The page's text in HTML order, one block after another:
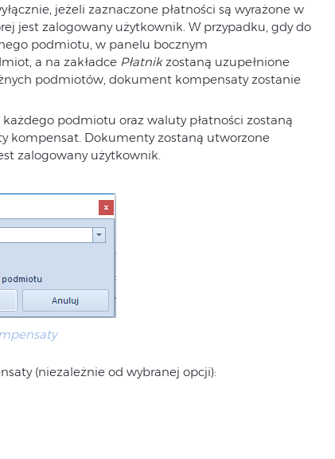
jeżeli zaznaczone płatności są wyrażone w
jest zalogowany użytkownik. W przypadku, gdy do
podmiotu, w panelu bocznym
a na zakładce Płatnikzostaną uzupełnione
podmiotów, dokument kompensaty zostanie
każdego podmiotu oraz waluty płatności zostaną
kompensat. Dokumenty zostaną utworzone
zalogowany użytkownik.
(niezależnie od wybranej opcji):